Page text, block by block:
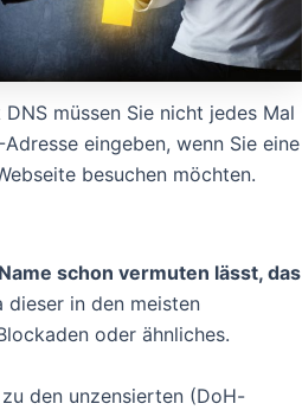
DNS müssen Sie nicht jedes Mal
Adresse eingeben, wenn Sie eine
besuchen möchten.
schon vermuten lässt, das
dieser in den meisten
oder ähnliches.
den unzensierten (DoH-